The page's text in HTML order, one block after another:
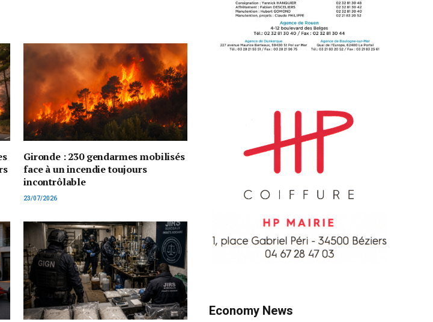
Gironde : 230 gendarmes mobilisés
face à un incendie toujours
incontrôlable
23/07/2026
Economy News